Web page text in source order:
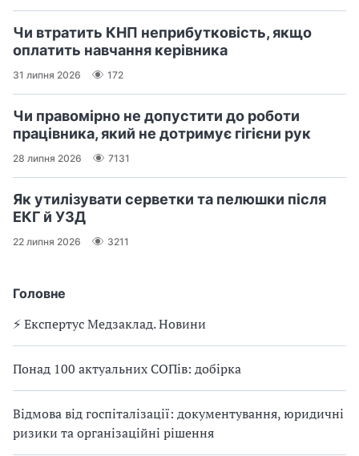
Головне
⚡️ Експертус Медзаклад. Новини
Понад 100 актуальних СОПів: добірка
Відмова від госпіталізації: документування, юридичні
ризики та організаційні рішення
Чи втратить КНП неприбутковість, якщо
оплатить навчання керівника
31 липня 2026 172
Чи правомірно не допустити до роботи
працівника, який не дотримує гігієни рук
28 липня 2026 7131
Як утилізувати серветки та пелюшки після
ЕКГ й УЗД
22 липня 2026 3211